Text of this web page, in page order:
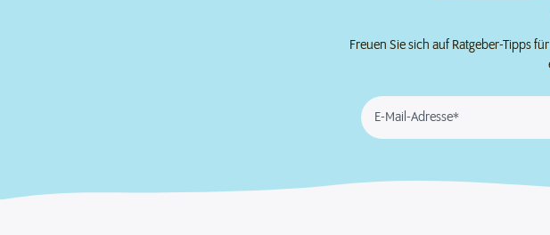
Freuen Sie sich auf Ratgeber-Tipps
E-Mail-Adresse*